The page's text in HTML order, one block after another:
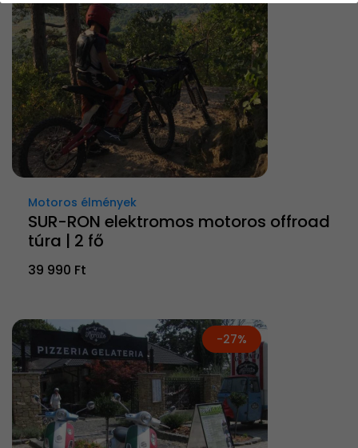
Motoros élmények
SUR-RON elektromos motoros offroad
túra | 2 fő
39 990 Ft
-27%